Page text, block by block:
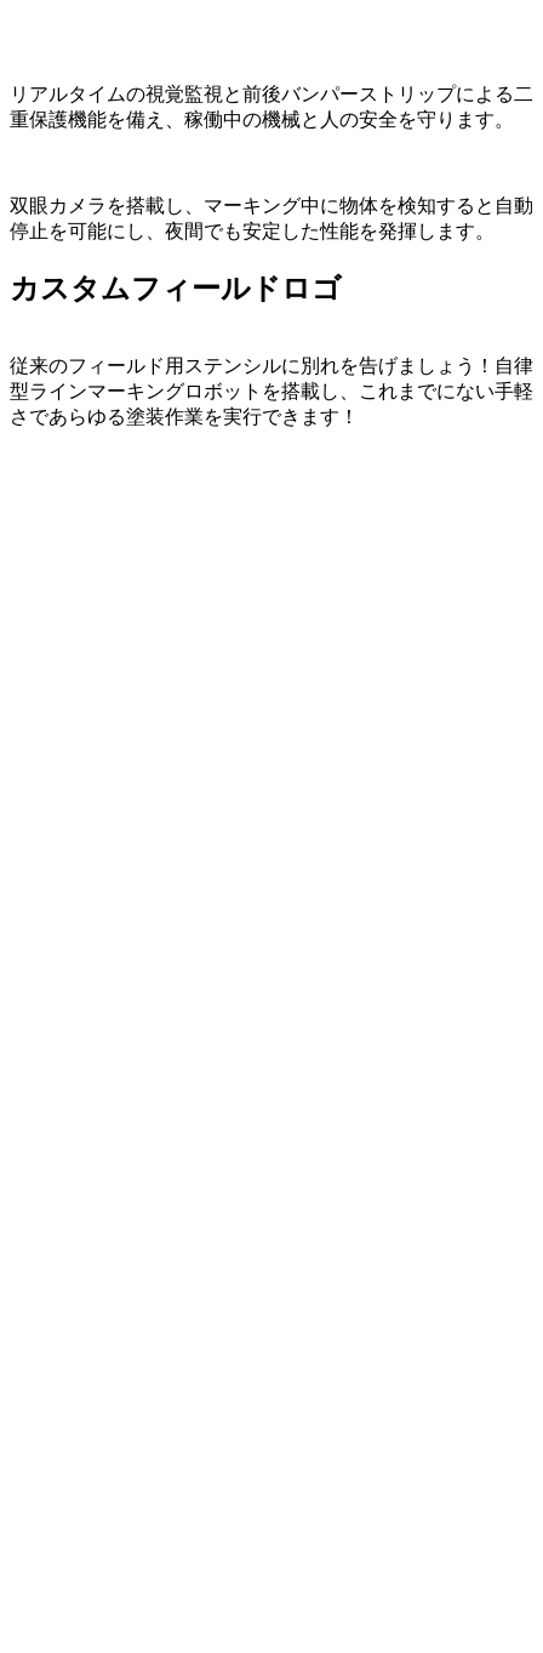
リアルタイムの視覚監視と前後バンパーストリップによる二
重保護機能を備え、稼働中の機械と人の安全を守ります。
双眼カメラを搭載し、マーキング中に物体を検知すると自動
停止を可能にし、夜間でも安定した性能を発揮します。
カスタムフィールドロゴ
従来のフィールド用ステンシルに別れを告げましょう！自律
型ラインマーキングロボットを搭載し、これまでにない手軽
さであらゆる塗装作業を実行できます！